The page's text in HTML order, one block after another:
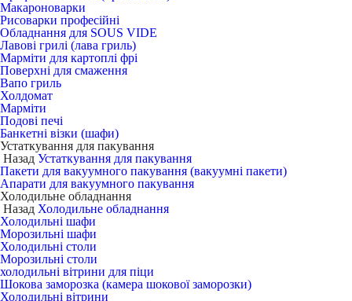
Макароноварки
Рисоварки професійні
Обладнання для SOUS VIDE
Лавові грилі (лава гриль)
Марміти для картоплі фрі
Поверхні для смаження
Вапо гриль
Холдомат
Марміти
Подові печі
Банкетні візки (шафи)
Устаткування для пакування
Назад Устаткування для пакування
Пакети для вакуумного пакування (вакуумні пакети)
Апарати для вакуумного пакування
Холодильне обладнання
Назад Холодильне обладнання
Холодильні шафи
Морозильні шафи
Холодильні столи
Морозильні столи
холодильні вітрини для піци
Шокова заморозка (камера шокової заморозки)
Холодильні вітрини